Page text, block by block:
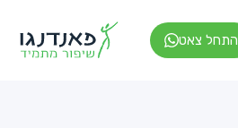
התחל צאט